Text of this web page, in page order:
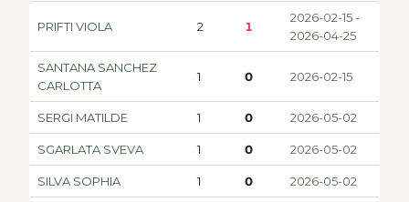
PRIFTI VIOLA 2 1
2026-02-15 -
2026-04-25
SANTANA SANCHEZ
CARLOTTA
1 0 2026-02-15
SERGI MATILDE 1 0 2026-05-02
SGARLATA SVEVA 1 0 2026-05-02
SILVA SOPHIA 1 0 2026-05-02